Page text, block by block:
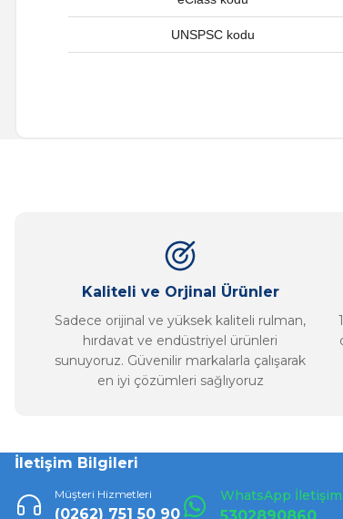
UNSPSC kodu
Ürün fiyatı diğer sitelerden daha pahalı.
Bu ürüne benzer farklı alternatifler olmalı.
Kaliteli ve Orjinal Ürünler
Sadece orijinal ve yüksek kaliteli rulman,
hırdavat ve endüstriyel ürünleri
sunuyoruz. Güvenilir markalarla çalışarak
en iyi çözümleri sağlıyoruz
İletişim Bilgileri
Müşteri Hizmetleri
(0262) 751 50 90
WhatsApp İletişim